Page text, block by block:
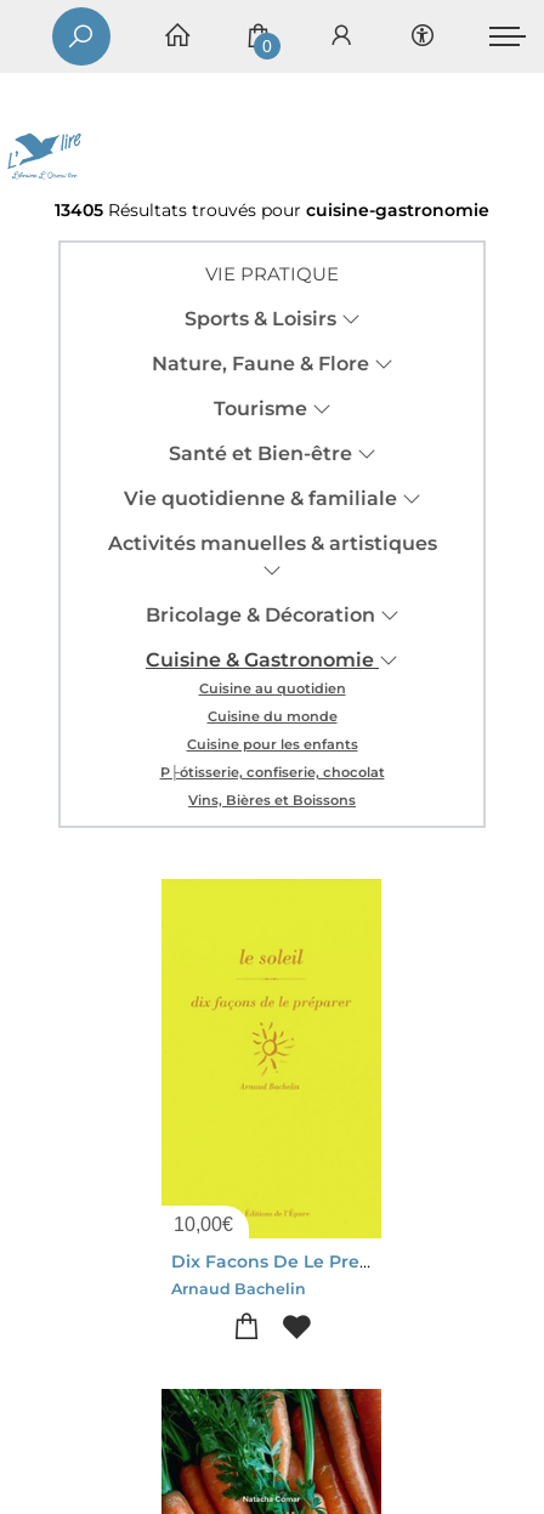
0
13405 Résultats trouvés pour cuisine-gastronomie
VIE PRATIQUE
Sports & Loisirs
Nature, Faune & Flore
Tourisme
Santé et Bien-être
Vie quotidienne & familiale
Activités manuelles & artistiques
Bricolage & Décoration
Cuisine & Gastronomie
Cuisine au quotidien
Cuisine du monde
Cuisine pour les enfants
P├ótisserie, confiserie, chocolat
Vins, Bières et Boissons
10,00€
Dix Facons De Le Preparer : Le Soleil
Arnaud Bachelin